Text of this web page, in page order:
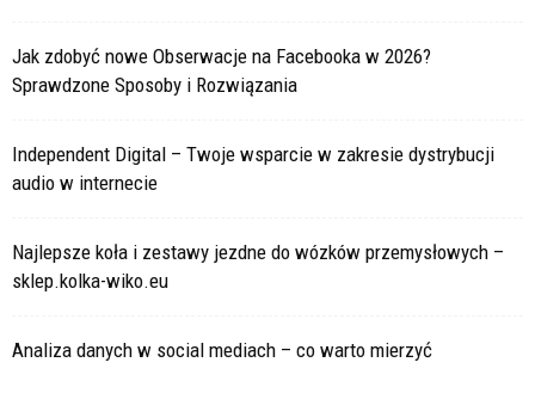
Jak zdobyć nowe Obserwacje na Facebooka w 2026?
Sprawdzone Sposoby i Rozwiązania
Independent Digital – Twoje wsparcie w zakresie dystrybucji
audio w internecie
Najlepsze koła i zestawy jezdne do wózków przemysłowych –
sklep.kolka-wiko.eu
Analiza danych w social mediach – co warto mierzyć